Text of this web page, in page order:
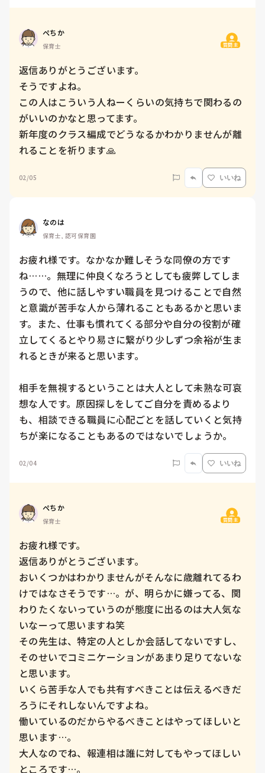
ぺちか
保育士 質問主
返信ありがとうございます。
そうですよね。
この人はこういう人ねーくらいの気持ちで関わるの
がいいのかなと思ってます。
新年度のクラス編成でどうなるかわかりませんが離
れることを祈ります🙏
02/05 いいね
なのは
保育士, 認可保育園
お疲れ様です。なかなか難しそうな同僚の方です
ね……。無理に仲良くなろうとしても疲弊してしま
うので、他に話しやすい職員を見つけることで自然
と意識が苦手な人から薄れることもあるかと思いま
す。また、仕事も慣れてくる部分や自分の役割が確
立してくるとやり易さに繋がり少しずつ余裕が生ま
れるときが来ると思います。
相手を無視するということは大人として未熟な可哀
想な人です。原因探しをしてご自分を責めるより
も、相談できる職員に心配ごとを話していくと気持
ちが楽になることもあるのではないでしょうか。
02/04 いいね
ぺちか
保育士 質問主
お疲れ様です。
返信ありがとうございます。
おいくつかはわかりませんがそんなに歳離れてるわ
けではなさそうです…。が、明らかに嫌ってる、関
わりたくないっていうのが態度に出るのは大人気な
いなーって思いますね笑
その先生は、特定の人としか会話してないですし、
そのせいでコミニケーションがあまり足りてないな
と思います。
いくら苦手な人でも共有すべきことは伝えるべきだ
ろうにそれしないんですよね。
働いているのだからやるべきことはやってほしいと
思います…。
大人なのでね、報連相は誰に対してもやってほしい
ところです…。